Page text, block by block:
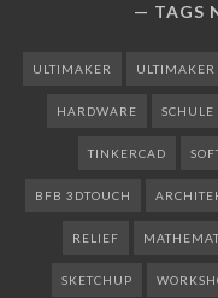
TAGS
ULTIMAKER ULTIMAKER
HARDWARE SCHULE
TINKERCAD
BFB 3DTOUCH
RELIEF
SKETCHUP